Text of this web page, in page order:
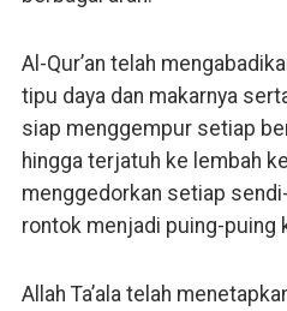
Al-Qur’an telah
tipu daya dan makarnya
siap menggempur setiap
hingga terjatuh ke lembah
menggedorkan setiap
rontok menjadi puing-puing
Allah Ta’ala telah